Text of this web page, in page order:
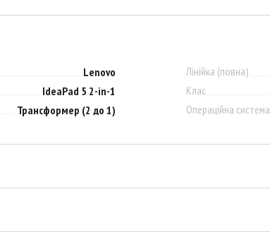
Lenovo Лінійка (повна)
IdeaPad 5 2-in-1 Клас
Трансформер (2 до 1) Операційна система